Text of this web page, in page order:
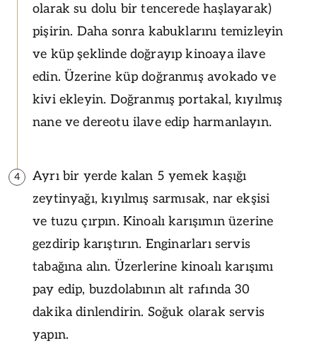
olarak su dolu bir tencerede haşlayarak)
pişirin. Daha sonra kabuklarını temizleyin
ve küp şeklinde doğrayıp kinoaya ilave
edin. Üzerine küp doğranmış avokado ve
kivi ekleyin. Doğranmış portakal, kıyılmış
nane ve dereotu ilave edip harmanlayın.
4
Ayrı bir yerde kalan 5 yemek kaşığı
zeytinyağı, kıyılmış sarmısak, nar ekşisi
ve tuzu çırpın. Kinoalı karışımın üzerine
gezdirip karıştırın. Enginarları servis
tabağına alın. Üzerlerine kinoalı karışımı
pay edip, buzdolabının alt rafında 30
dakika dinlendirin. Soğuk olarak servis
yapın.